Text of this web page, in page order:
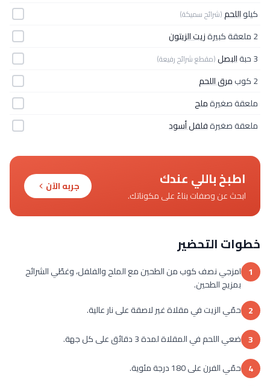
كيلواللحم(شرائح سميكة)
2 ملعقة كبيرة
زيت الزيتون
3 حبة
البصل(مقطع شرائح رفيعة)
2 كوب
مرق اللحم
ملعقة صغيرةملح
ملعقة صغيرةفلفل أسود
اطبخ باللي عندك
ابحث عن وصفات بناءً على مكوناتك.
جربه الآن
خطوات التحضير
1 امزجي نصف كوب من الطحين مع الملح والفلفل، وغطّي الشرائح
بمزيج الطحين.
2 حمّي الزيت في مقلاة غير لاصقة على نار عالية.
3 ضعي اللحم في المقلاة لمدة 3 دقائق على كل جهة.
4 حمّي الفرن على 180 درجة مئوية.